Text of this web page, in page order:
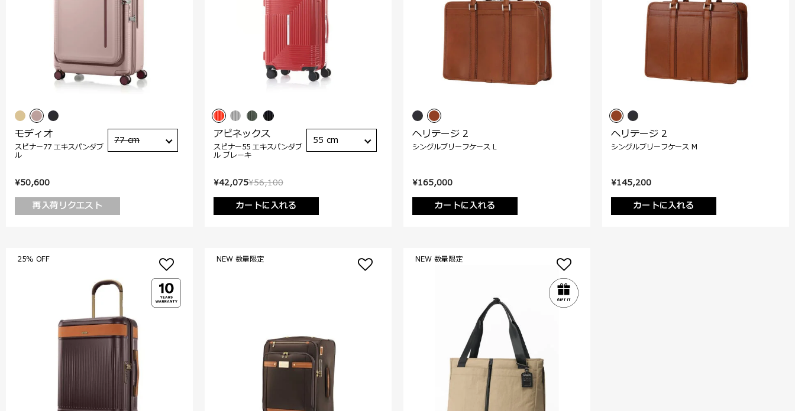
¥50,600
再入荷リクエスト
モディオ
スピナー77 エキスパンダブ
ル
77 cm
¥56,100
¥42,075
カートに入れる
アピネックス
スピナー55 エキスパンダブ
ル ブレーキ
55 cm
¥165,000
カートに入れる
ヘリテージ 2
シングルブリーフケース L
¥145,200
カートに入れる
ヘリテージ 2
シングルブリーフケース M
25% OFF NEW 数量限定 NEW 数量限定